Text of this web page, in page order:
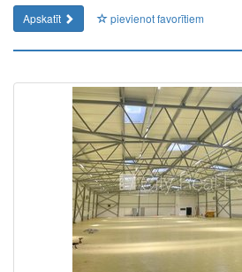
Apskatīt pievienot favorītiem